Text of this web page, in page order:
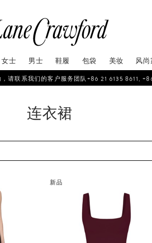
女士 男士 鞋履 包袋 美妆 风尚
请联系我们的客户服务团队+86 21 6135 8611,
连衣裙
新品